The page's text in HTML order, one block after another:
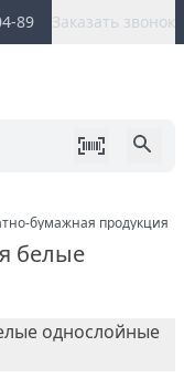
89 Заказать звонок
бумажная продукция
белые